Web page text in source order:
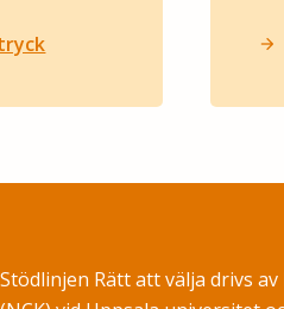
arrow_forward
Stödlinjen Rätt att välja drivs